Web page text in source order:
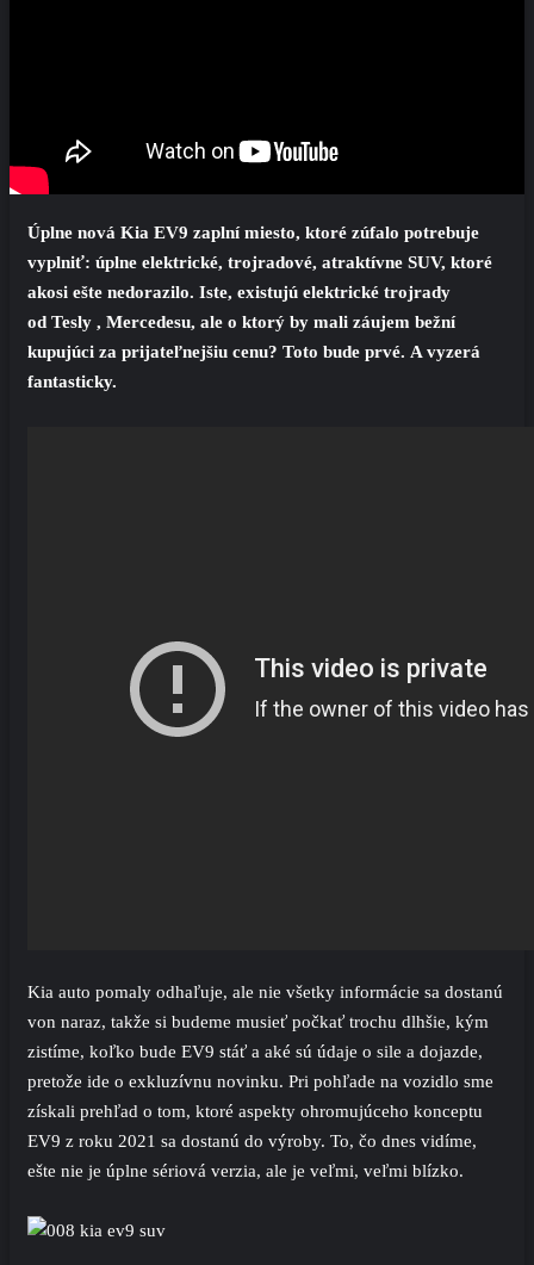
Úplne nová Kia EV9 zaplní miesto, ktoré zúfalo potrebuje
vyplniť: úplne elektrické, trojradové, atraktívne SUV, ktoré
akosi ešte nedorazilo. Iste, existujú elektrické trojrady
od Tesly , Mercedesu, ale o ktorý by mali záujem bežní
kupujúci za prijateľnejšiu cenu? Toto bude prvé. A vyzerá
fantasticky.
Kia auto pomaly odhaľuje, ale nie všetky informácie sa dostanú
von naraz, takže si budeme musieť počkať trochu dlhšie, kým
zistíme, koľko bude EV9 stáť a aké sú údaje o sile a dojazde,
pretože ide o exkluzívnu novinku. Pri pohľade na vozidlo sme
získali prehľad o tom, ktoré aspekty ohromujúceho konceptu
EV9 z roku 2021 sa dostanú do výroby. To, čo dnes vidíme,
ešte nie je úplne sériová verzia, ale je veľmi, veľmi blízko.